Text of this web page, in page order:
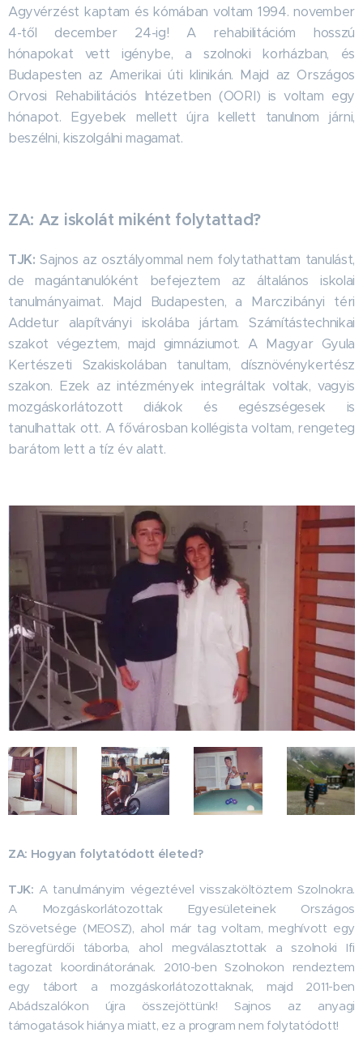
Agyvérzést kaptam és kómában voltam 1994. november
4-től december 24-ig! A rehabilitációm hosszú
hónapokat vett igénybe, a szolnoki korházban, és
Budapesten az Amerikai úti klinikán. Majd az Országos
Orvosi Rehabilitációs Intézetben (OORI) is voltam egy
hónapot. Egyebek mellett újra kellett tanulnom járni,
beszélni, kiszolgálni magamat.
ZA: Az iskolát miként folytattad?
TJK:Sajnos az osztályommal nem folytathattam tanulást,
de magántanulóként befejeztem az általános iskolai
tanulmányaimat. Majd Budapesten, a Marczibányi téri
Addetur alapítványi iskolába jártam. Számítástechnikai
szakot végeztem, majd gimnáziumot. A Magyar Gyula
Kertészeti Szakiskolában tanultam, dísznövénykertész
szakon. Ezek az intézmények integráltak voltak, vagyis
mozgáskorlátozott diákok és egészségesek is
tanulhattak ott. A fővárosban kollégista voltam, rengeteg
barátom lett a tíz év alatt.
ZA: Hogyan folytatódott életed?
TJK:A tanulmányim végeztével visszaköltöztem Szolnokra.
A Mozgáskorlátozottak Egyesületeinek Országos
Szövetsége (MEOSZ), ahol már tag voltam, meghívott egy
beregfürdői táborba, ahol megválasztottak a szolnoki Ifi
tagozat koordinátorának. 2010-ben Szolnokon rendeztem
egy tábort a mozgáskorlátozottaknak, majd 2011-ben
Abádszalókon újra összejöttünk! Sajnos az anyagi
támogatások hiánya miatt, ez a program nem folytatódott!